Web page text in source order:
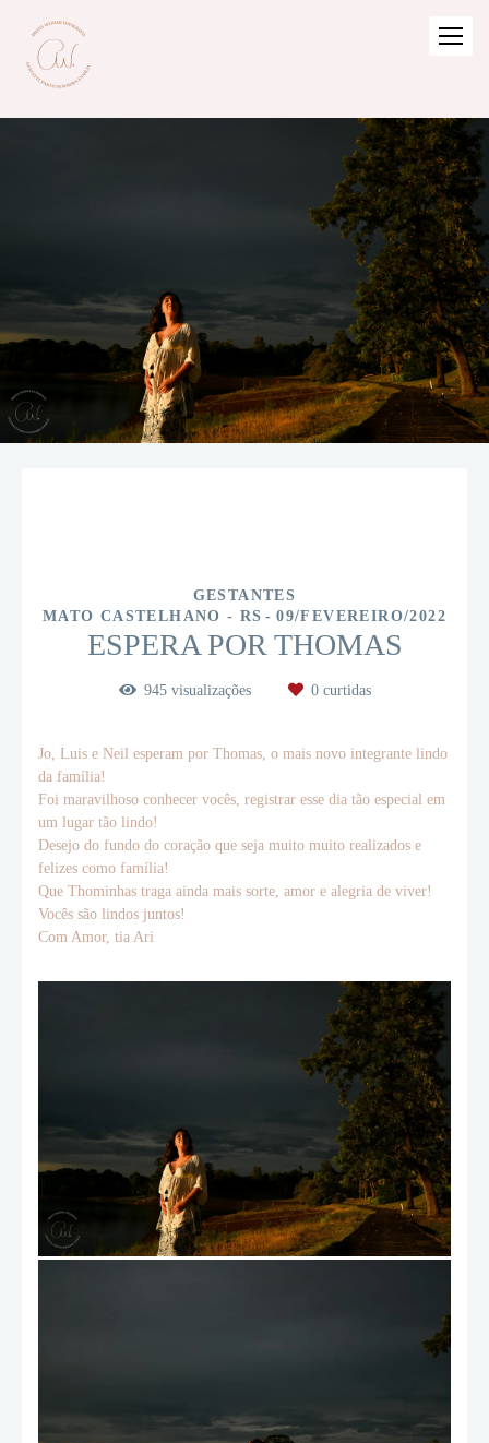
GESTANTES
MATO CASTELHANO - RS
09/FEVEREIRO/2022
ESPERA POR THOMAS
945visualizações 0curtidas
Jo, Luis e Neil esperam por Thomas, o mais novo integrante lindo
da família!
Foi maravilhoso conhecer vocês, registrar esse dia tão especial em
um lugar tão lindo!
Desejo do fundo do coração que seja muito muito realizados e
felizes como família!
Que Thominhas traga ainda mais sorte, amor e alegria de viver!
Vocês são lindos juntos!
Com Amor, tia Ari